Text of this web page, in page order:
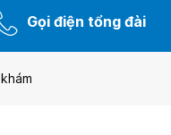
Gọi điện tổng đài